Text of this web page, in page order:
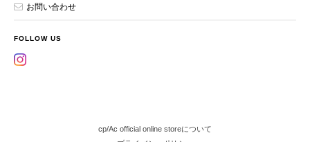
お問い合わせ
FOLLOW US
cp/Ac official online storeについて